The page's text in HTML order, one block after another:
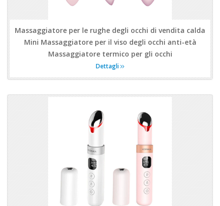
Massaggiatore per le rughe degli occhi di vendita calda
Mini Massaggiatore per il viso degli occhi anti-età
Massaggiatore termico per gli occhi
Dettagli